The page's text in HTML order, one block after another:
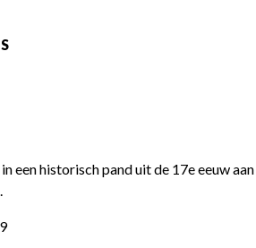
een historisch pand uit de 17e eeuw